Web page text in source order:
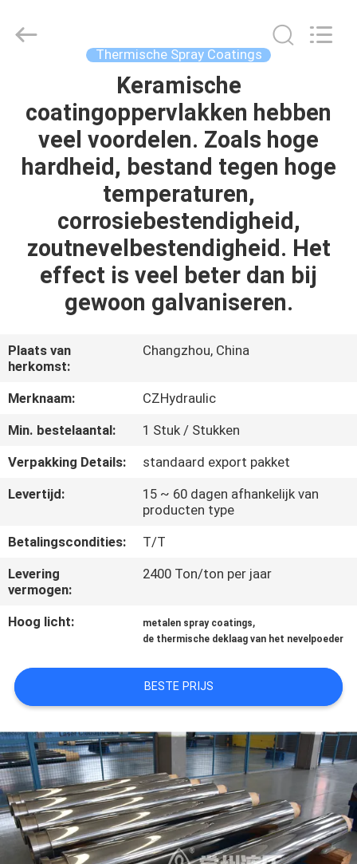
PRODUCTEN
OVER
ONS
FABRIEKSTOCHT
KWALITEITSCONTROLE
MET
ONS
VRAAG
EEN
OFFERTE
SITEMAP
PRIVACYBELEID
EQUIPMENT
CO.,LTD.
Thermische Spray Coatings
Keramische
coatingoppervlakken hebben
veel voordelen. Zoals hoge
hardheid, bestand tegen hoge
temperaturen,
corrosiebestendigheid,
zoutnevelbestendigheid. Het
effect is veel beter dan bij
gewoon galvaniseren.
Plaats van
herkomst:
Changzhou, China
Merknaam:
CZHydraulic
Min. bestelaantal:
1 Stuk / Stukken
Verpakking Details:
standaard export pakket
Levertijd:
15 ~ 60 dagen afhankelijk van
producten type
Betalingscondities:
T/T
Levering
vermogen:
2400 Ton/ton per jaar
Hoog licht: metalen spray coatings,
de thermische deklaag van het nevelpoeder
BESTE PRIJS